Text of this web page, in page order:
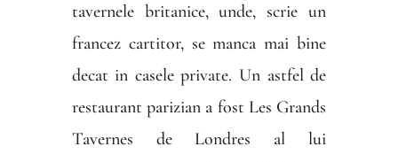
tavernele britanice, unde, scrie un
francez cartitor, se manca mai bine
decat in casele private. Un astfel de
restaurant parizian a fost Les Grands
Tavernes de Londres al lui